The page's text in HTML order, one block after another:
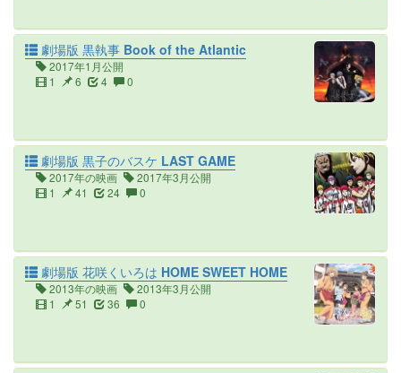
劇場版 黒執事 Book of the Atlantic
2017年1月公開
1
6 4 0
劇場版 黒子のバスケ LAST GAME
2017年の映画
2017年3月公開
1
41 24 0
劇場版 花咲くいろは HOME SWEET HOME
2013年の映画
2013年3月公開
1
51 36 0